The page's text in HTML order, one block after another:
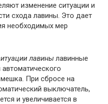
изменение ситуации и
схода лавины. Это дает
необходимых мер
лавины лавинные
При сбросе на
выключатель,
и увеличивается в